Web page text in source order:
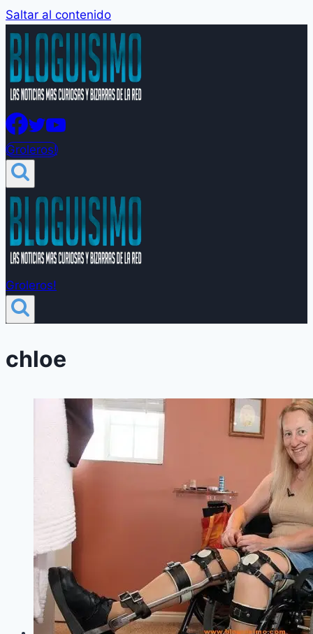
Saltar al contenido
Groleros!
Groleros!
chloe